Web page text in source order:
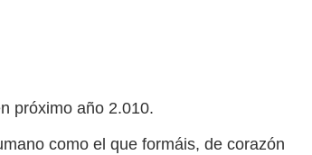
próximo año 2.010.
como el que formáis, de corazón